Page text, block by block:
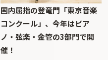
国内屈指の登竜門「東京音楽
コンクール」、今年はピア
ノ・弦楽・金管の3部門で開
催！